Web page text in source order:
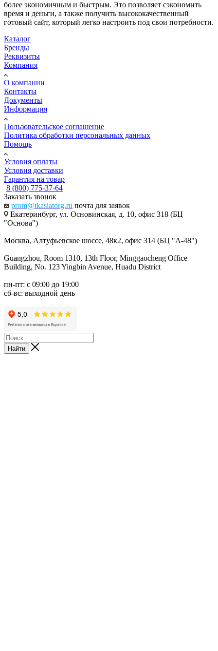
более экономичным и быстрым. Это позволяет сэкономить
время и деньги, а также получить высококачественный
готовый сайт, который легко настроить под свои потребности.
Каталог
Бренды
Реквизиты
Компания
О компании
Контакты
Документы
Информация
Пользовательское соглашение
Политика обработки персональных данных
Помощь
Условия оплаты
Условия доставки
Гарантия на товар
8 (800) 775-37-64
Заказать звонок
prom@tkasiatorg.ru почта для заявок
Екатеринбург, ул. Основинская, д. 10, офис 318 (БЦ
"Основа")
Москва, Алтуфьевское шоссе, 48к2, офис 314 (БЦ "А-48")
Guangzhou, Room 1310, 13th Floor, Minggaocheng Office
Building, No. 123 Yingbin Avenue, Huadu District
пн-пт: с 09:00 до 19:00
сб-вс: выходной день
Найти